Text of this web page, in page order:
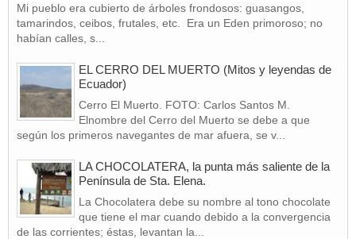
Mi pueblo era cubierto de árboles frondosos: guasangos,
tamarindos, ceibos, frutales, etc. Era un Eden primoroso; no
habían calles, s...
EL CERRO DEL MUERTO (Mitos y leyendas de
Ecuador)
Cerro El Muerto. FOTO: Carlos Santos M.
Elnombre del Cerro del Muerto se debe a que
según los primeros navegantes de mar afuera, se v...
LA CHOCOLATERA, la punta más saliente de la
Península de Sta. Elena.
La Chocolatera debe su nombre al tono chocolate
que tiene el mar cuando debido a la convergencia
de las corrientes; éstas, levantan la...